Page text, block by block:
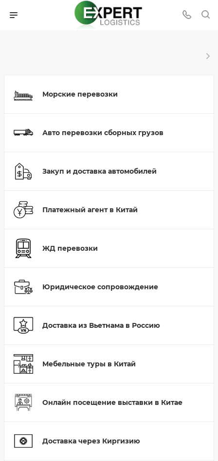
Морские перевозки
Авто перевозки сборных грузов
Закуп и доставка автомобилей
Платежный агент в Китай
ЖД перевозки
Юридическое сопровождение
Доставка из Вьетнама в Россию
Мебельные туры в Китай
Онлайн посещение выставки в Китае
Доставка через Киргизию